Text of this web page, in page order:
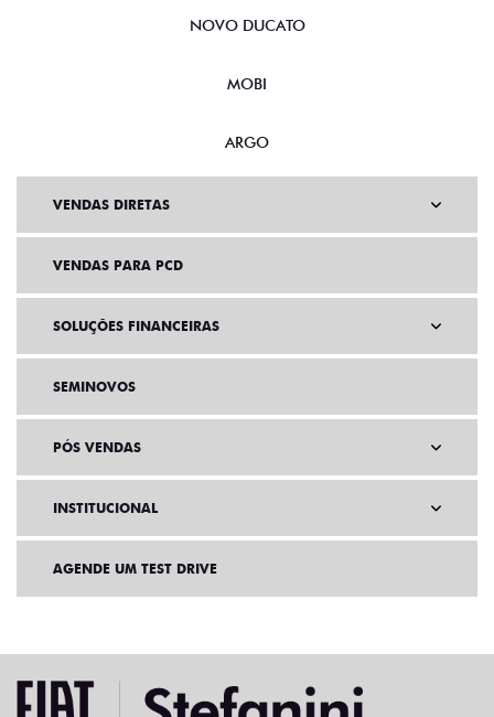
NOVO DUCATO
MOBI
ARGO
VENDAS DIRETAS
VENDAS PARA PCD
SOLUÇÕES FINANCEIRAS
SEMINOVOS
PÓS VENDAS
INSTITUCIONAL
AGENDE UM TEST DRIVE